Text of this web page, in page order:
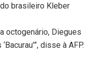
brasileiro Kleber
octogenário, Diegues
disse à AFP.